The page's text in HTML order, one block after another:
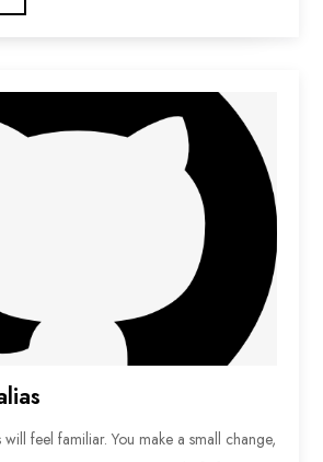
feel familiar. You make a small change,